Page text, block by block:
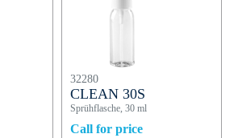
32280
CLEAN 30S
Sprühflasche, 30 ml
Call for price